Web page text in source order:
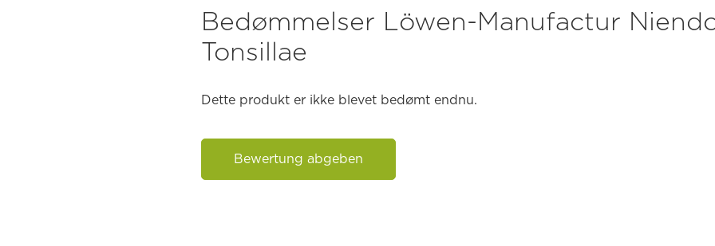
Bedømmelser Löwen-Manufactur
Tonsillae
Dette produkt er ikke blevet bedømt endnu.
Bewertung abgeben